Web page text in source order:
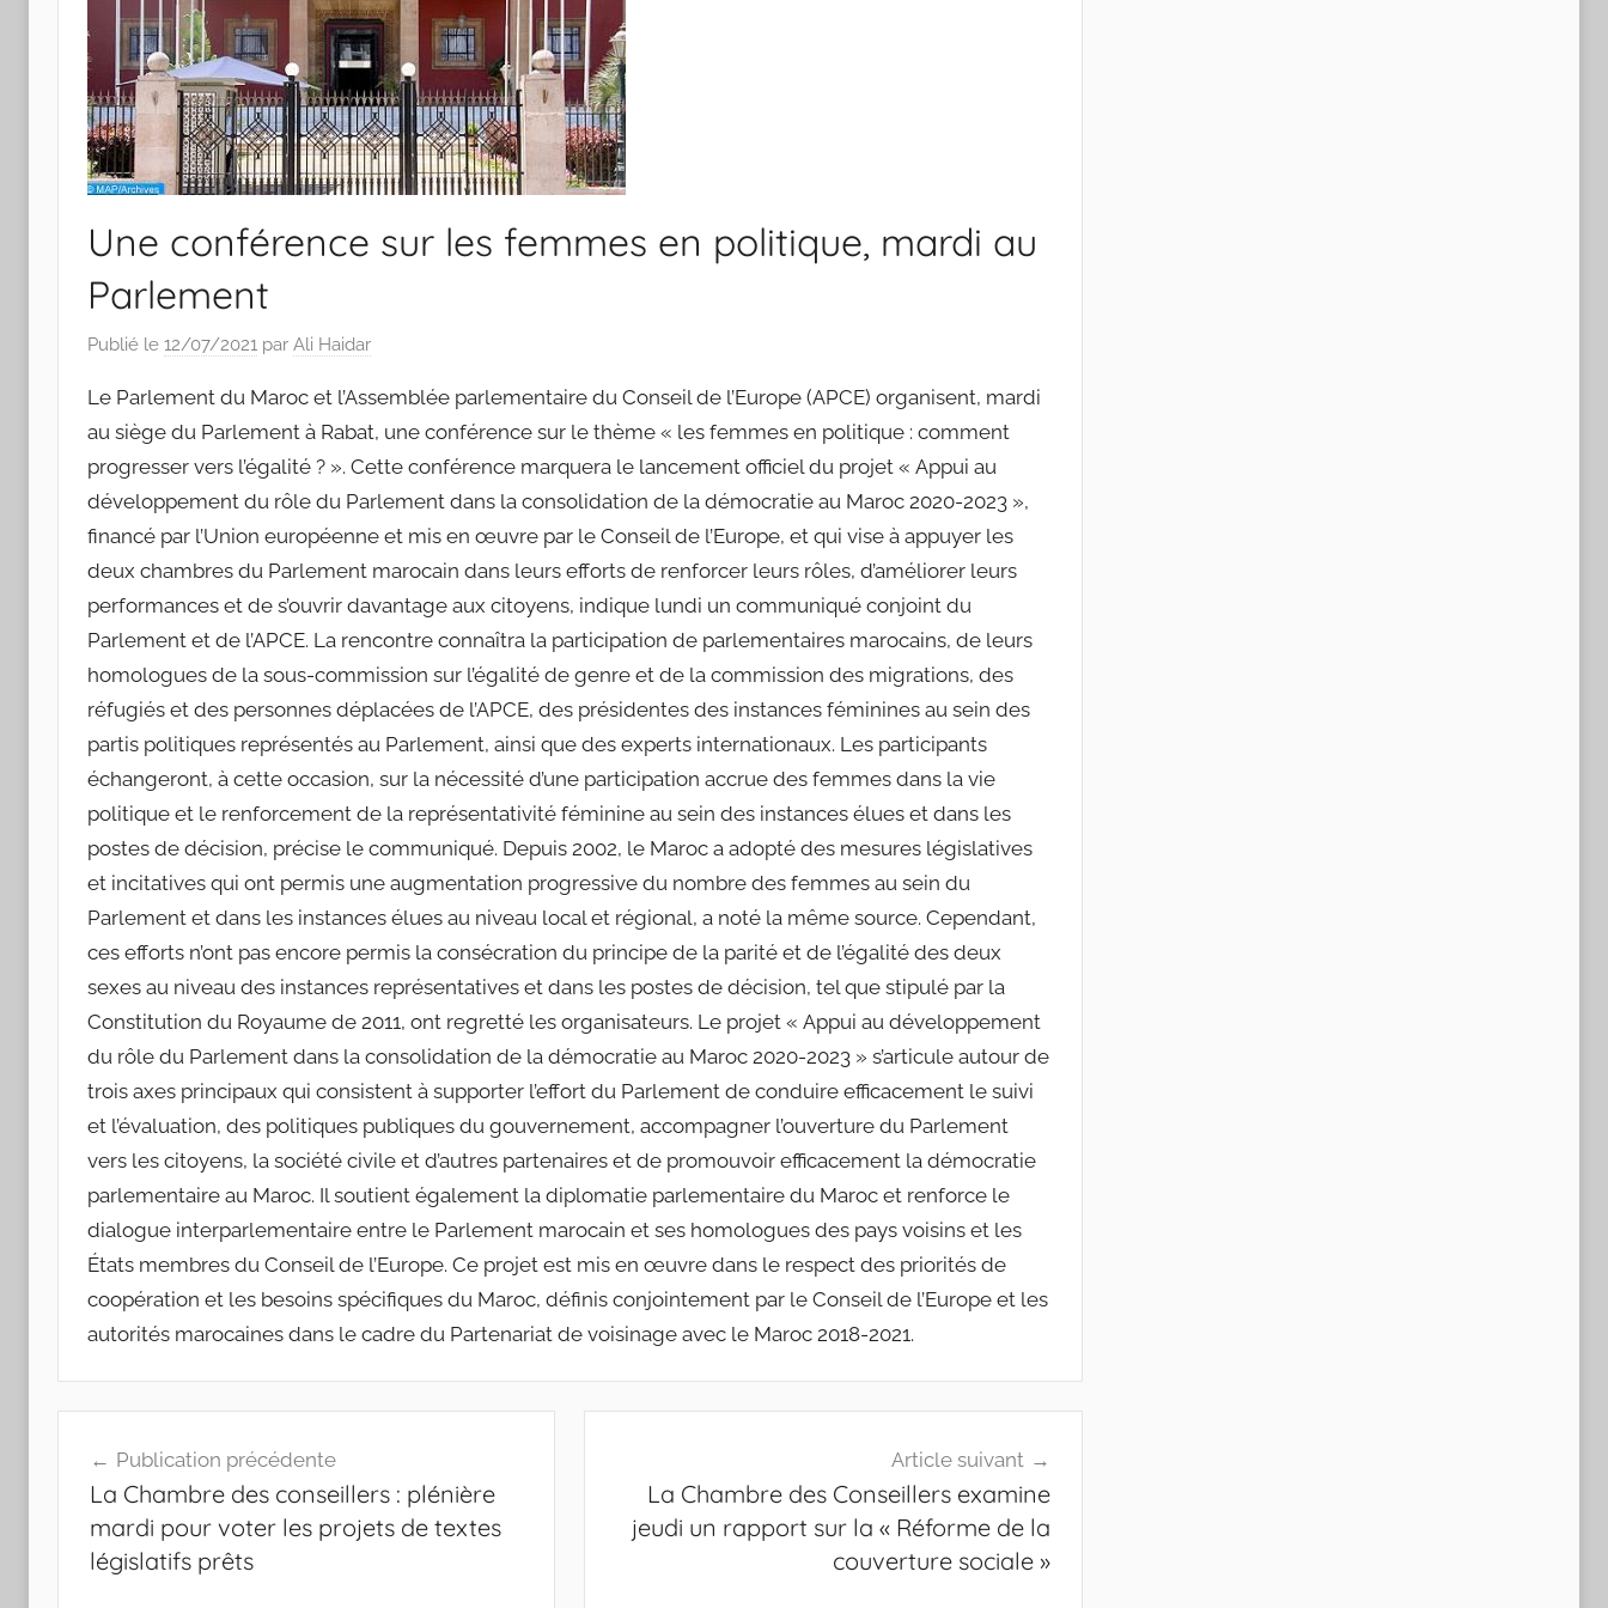
Une conférence sur les femmes en politique, mardi au
Parlement
Publié le 12/07/2021 par Ali Haidar
Le Parlement du Maroc et l’Assemblée parlementaire du Conseil de l’Europe (APCE) organisent, mardi
au siège du Parlement à Rabat, une conférence sur le thème « les femmes en politique : comment
progresser vers l’égalité ? ». Cette conférence marquera le lancement officiel du projet « Appui au
développement du rôle du Parlement dans la consolidation de la démocratie au Maroc 2020-2023 »,
financé par l’Union européenne et mis en œuvre par le Conseil de l’Europe, et qui vise à appuyer les
deux chambres du Parlement marocain dans leurs efforts de renforcer leurs rôles, d’améliorer leurs
performances et de s’ouvrir davantage aux citoyens, indique lundi un communiqué conjoint du
Parlement et de l’APCE. La rencontre connaîtra la participation de parlementaires marocains, de leurs
homologues de la sous-commission sur l’égalité de genre et de la commission des migrations, des
réfugiés et des personnes déplacées de l’APCE, des présidentes des instances féminines au sein des
partis politiques représentés au Parlement, ainsi que des experts internationaux. Les participants
échangeront, à cette occasion, sur la nécessité d’une participation accrue des femmes dans la vie
politique et le renforcement de la représentativité féminine au sein des instances élues et dans les
postes de décision, précise le communiqué. Depuis 2002, le Maroc a adopté des mesures législatives
et incitatives qui ont permis une augmentation progressive du nombre des femmes au sein du
Parlement et dans les instances élues au niveau local et régional, a noté la même source. Cependant,
ces efforts n’ont pas encore permis la consécration du principe de la parité et de l’égalité des deux
sexes au niveau des instances représentatives et dans les postes de décision, tel que stipulé par la
Constitution du Royaume de 2011, ont regretté les organisateurs. Le projet « Appui au développement
du rôle du Parlement dans la consolidation de la démocratie au Maroc 2020-2023 » s’articule autour de
trois axes principaux qui consistent à supporter l’effort du Parlement de conduire efficacement le suivi
et l’évaluation, des politiques publiques du gouvernement, accompagner l’ouverture du Parlement
vers les citoyens, la société civile et d’autres partenaires et de promouvoir efficacement la démocratie
parlementaire au Maroc. Il soutient également la diplomatie parlementaire du Maroc et renforce le
dialogue interparlementaire entre le Parlement marocain et ses homologues des pays voisins et les
États membres du Conseil de l’Europe. Ce projet est mis en œuvre dans le respect des priorités de
coopération et les besoins spécifiques du Maroc, définis conjointement par le Conseil de l’Europe et les
autorités marocaines dans le cadre du Partenariat de voisinage avec le Maroc 2018-2021.
de
l’article
Publication précédente
La Chambre des conseillers : plénière
mardi pour voter les projets de textes
législatifs prêts
Article suivant
La Chambre des Conseillers examine
jeudi un rapport sur la « Réforme de la
couverture sociale »